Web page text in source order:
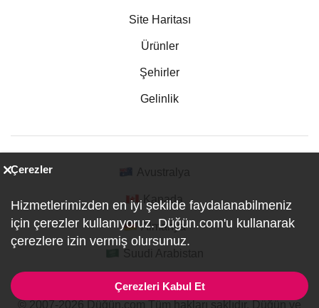
Site Haritası
Ürünler
Şehirler
Gelinlik
Kanada
Almanya
Çerezler
Hizmetlerimizden en iyi şekilde faydalanabilmeniz
için çerezler kullanıyoruz. Düğün.com'u kullanarak
çerezlere izin vermiş olursunuz.
Çerezleri Kabul Et